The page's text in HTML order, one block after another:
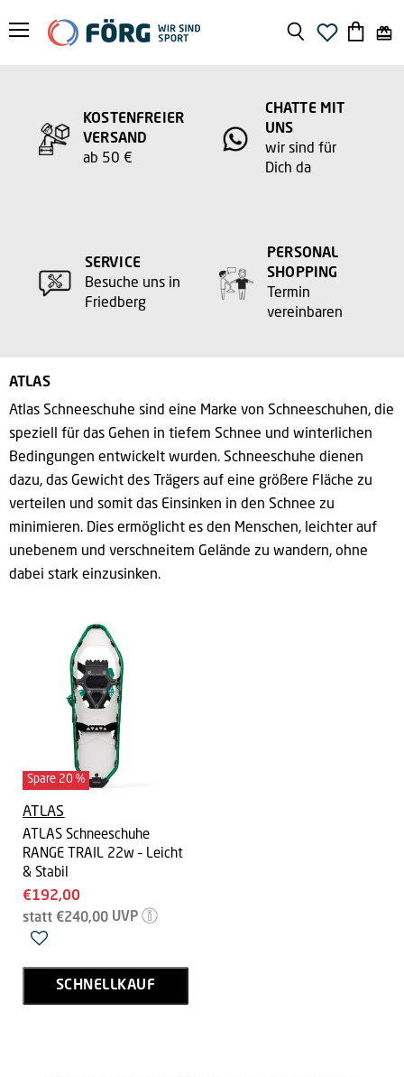
Menü
KOSTENFREIER
VERSAND
ab 50 €
CHATTE MIT
UNS
wir sind für
Dich da
SERVICE
Besuche uns in
Friedberg
PERSONAL
SHOPPING
Termin
vereinbaren
ATLAS
Atlas Schneeschuhe sind eine Marke von Schneeschuhen, die
speziell für das Gehen in tiefem Schnee und winterlichen
Bedingungen entwickelt wurden. Schneeschuhe dienen
dazu, das Gewicht des Trägers auf eine größere Fläche zu
verteilen und somit das Einsinken in den Schnee zu
minimieren. Dies ermöglicht es den Menschen, leichter auf
unebenem und verschneitem Gelände zu wandern, ohne
dabei stark einzusinken.
Spare 20 %
ATLAS
ATLAS Schneeschuhe
RANGE TRAIL 22w – Leicht
& Stabil
Aktueller
Preis
€192,00
Ursprünglicher
Preis
statt €240,00 UVP
SCHNELLKAUF